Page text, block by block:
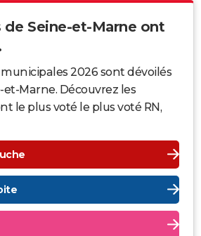
de Seine-et-Marne ont
2026 sont dévoilés
Marne. Découvrez les
le plus voté le plus voté RN,